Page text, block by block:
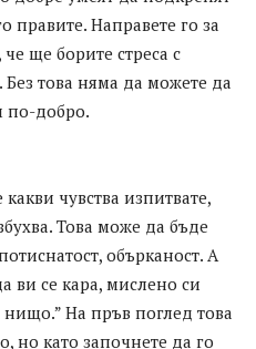
правите. Направете го за
ще борите стреса с
това няма да можете да
по-добро.
чувства изпитвате,
Това може да бъде
обърканост. А
ви се кара, мислено си
нищо.” На пръв поглед това
но като започнете да го